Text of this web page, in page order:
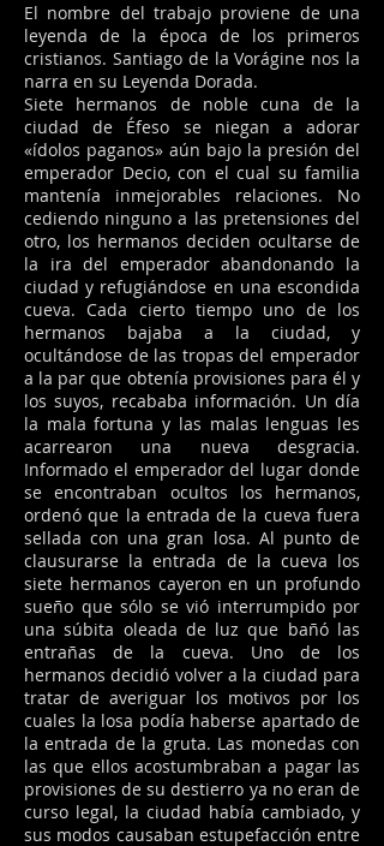
El nombre del trabajo proviene de una
leyenda de la época de los primeros
cristianos. Santiago de la Vorágine nos la
narra en su Leyenda Dorada.
Siete hermanos de noble cuna de la
ciudad de Éfeso se niegan a adorar
«ídolos paganos» aún bajo la presión del
emperador Decio, con el cual su familia
mantenía inmejorables relaciones. No
cediendo ninguno a las pretensiones del
otro, los hermanos deciden ocultarse de
la ira del emperador abandonando la
ciudad y refugiándose en una escondida
cueva. Cada cierto tiempo uno de los
hermanos bajaba a la ciudad, y
ocultándose de las tropas del emperador
a la par que obtenía provisiones para él y
los suyos, recababa información. Un día
la mala fortuna y las malas lenguas les
acarrearon una nueva desgracia.
Informado el emperador del lugar donde
se encontraban ocultos los hermanos,
ordenó que la entrada de la cueva fuera
sellada con una gran losa. Al punto de
clausurarse la entrada de la cueva los
siete hermanos cayeron en un profundo
sueño que sólo se vió interrumpido por
una súbita oleada de luz que bañó las
entrañas de la cueva. Uno de los
hermanos decidió volver a la ciudad para
tratar de averiguar los motivos por los
cuales la losa podía haberse apartado de
la entrada de la gruta. Las monedas con
las que ellos acostumbraban a pagar las
provisiones de su destierro ya no eran de
curso legal, la ciudad había cambiado, y
sus modos causaban estupefacción entre